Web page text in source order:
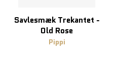
Savlesmæk Trekantet -
Old Rose
Pippi